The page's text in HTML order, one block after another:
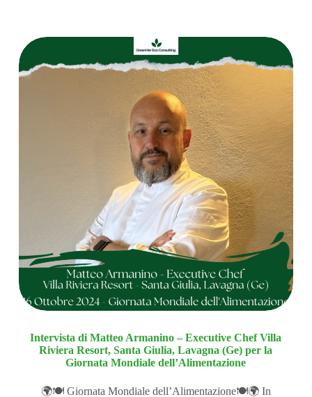
Intervista di Matteo Armanino – Executive Chef Villa
Riviera Resort, Santa Giulia, Lavagna (Ge) per la
Giornata Mondiale dell’Alimentazione
🌍🍽️ Giornata Mondiale dell’Alimentazione🍽️🌍 In